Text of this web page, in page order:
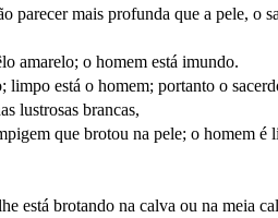
mais profunda que a pele, o
amarelo; o homem está imundo.
está o homem; portanto o
lustrosas brancas,
que brotou na pele; o homem é
está brotando na calva ou na meia